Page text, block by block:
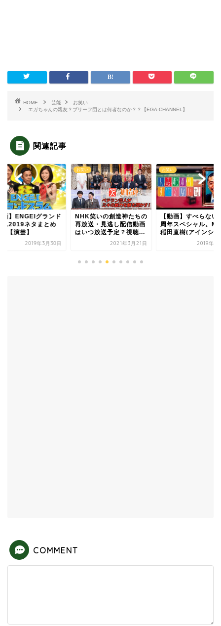
HOME 芸能
お笑い
エガちゃんの親友？ブリーフ団とは何者なのか？？【EGA-CHANNEL】
関連記事
笑いの創造神たちの
送・見逃し配信動画
つ放送予定？視聴...
2021年3月21日
お笑い
【動画】すべらない話15
周年スペシャル。MVSは
稲田直樹(アインシ...
2019年1月13日
お笑い
【動画】エンタの神
霜降り明星が初出場
タを披露！
2019年5
COMMENT